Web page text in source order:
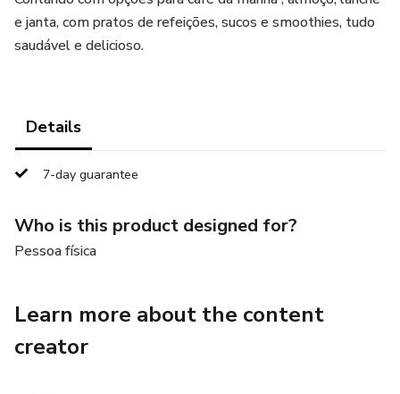
e janta, com pratos de refeições, sucos e smoothies, tudo
saudável e delicioso.
Details
7-day guarantee
Who is this product designed for?
Pessoa física
Learn more about the content
creator